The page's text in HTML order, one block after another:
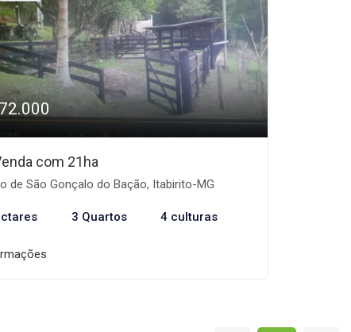
com 21ha
de São Gonçalo do Bação, Itabirito-MG
3 Quartos 4 culturas